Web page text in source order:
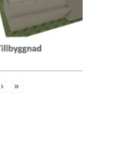
› »